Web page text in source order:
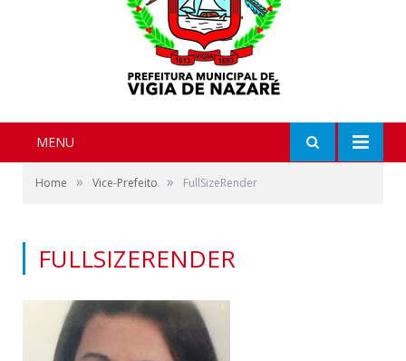
MENU
Home » Vice-Prefeito » FullSizeRender
FULLSIZERENDER